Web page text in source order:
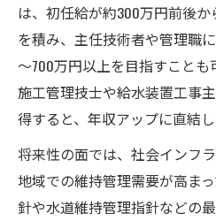
水道工事設計スキル
方
水道工事設計で活か
水道工事設計力を伸
キャリアチェンジなら水
未経験から水道工事
ト
は、初任給が約300万円前後
を積み、主任技術者や管理職
～700万円以上を目指すこと
施工管理技士や給水装置工事
得すると、年収アップに直結
将来性の面では、社会インフ
地域での維持管理需要が高ま
針や水道維持管理指針などの